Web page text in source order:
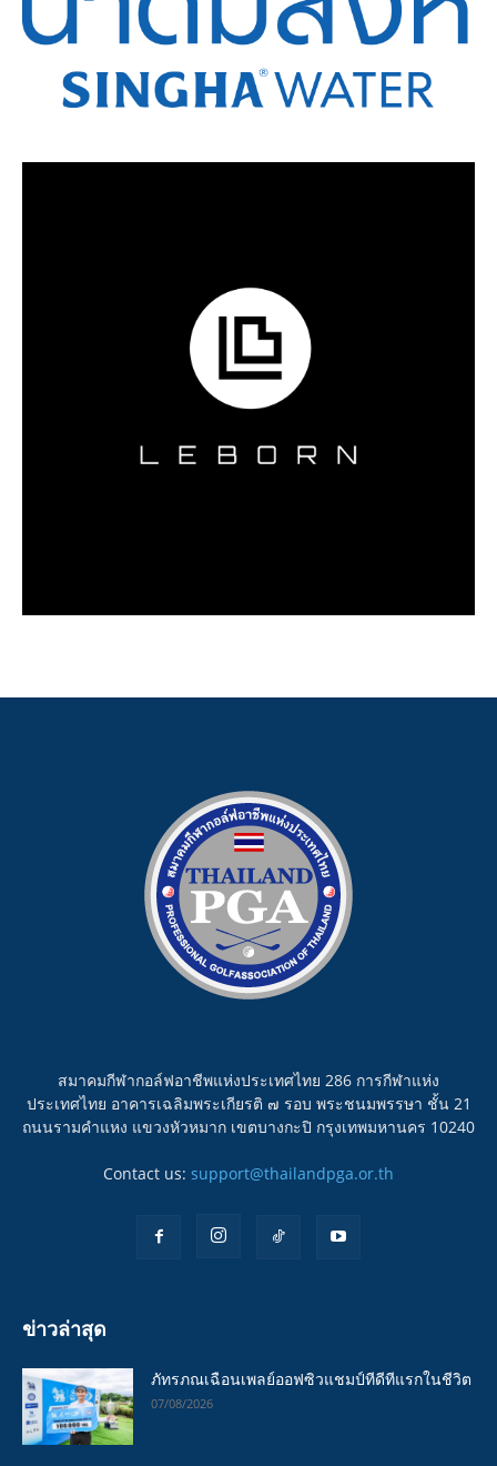
สมาคมกีฬากอล์ฟอาชีพแห่งประเทศไทย 286 การกีฬาแห่ง
ประเทศไทย อาคารเฉลิมพระเกียรติ ๗ รอบ พระชนมพรรษา ชั้น 21
ถนนรามคำแหง แขวงหัวหมาก เขตบางกะปิ กรุงเทพมหานคร 10240
Contact us: support@thailandpga.or.th
ข่าวล่าสุด
ภัทรภณเฉือนเพลย์ออฟซิวแชมป์ทีดีทีแรกในชีวิต
07/08/2026